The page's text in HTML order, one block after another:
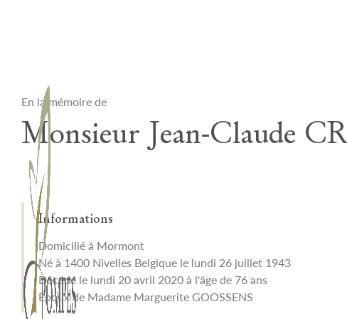
En la mémoire de
Monsieur Jean-Claude
Informations
Domicilié à Mormont
Né à 1400 Nivelles Belgique le lundi 26 juillet 1943
Décédé le lundi 20 avril 2020 à l'âge de 76 ans
Époux de Madame Marguerite GOOSSENS